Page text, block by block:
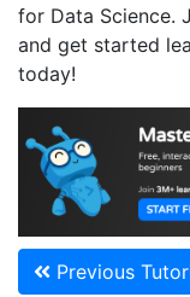
for Data Science.
and get started
today!
Previous